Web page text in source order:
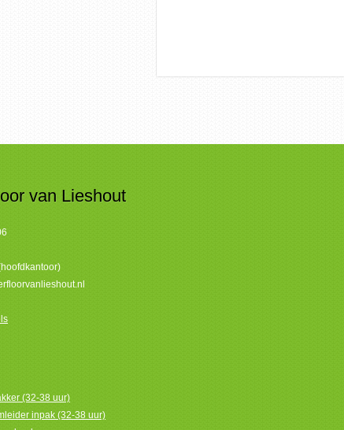
van Lieshout
(32-38 uur)
inpak (32-38 uur)